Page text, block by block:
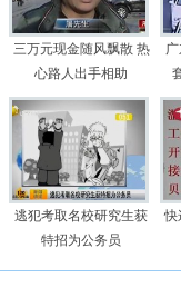
三万元现金随风飘散 热
心路人出手相助
逃犯考取名校研究生获
特招为公务员
快